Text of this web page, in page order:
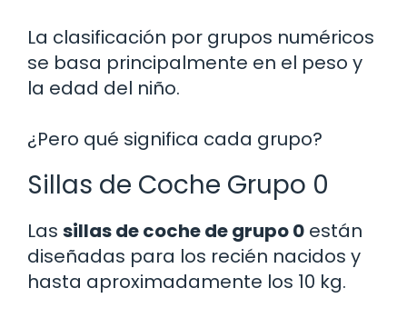
La clasificación por grupos numéricos
se basa principalmente en el peso y
la edad del niño.
¿Pero qué significa cada grupo?
Sillas de Coche Grupo 0
Las sillas de coche de grupo 0 están
diseñadas para los recién nacidos y
hasta aproximadamente los 10 kg.